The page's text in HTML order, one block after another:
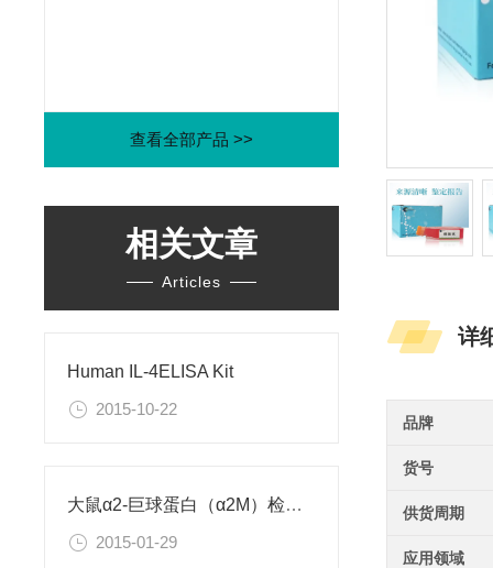
查看全部产品 >>
相关文章
Articles
Human IL-4ELISA Kit
2015-10-22
大鼠α2-巨球蛋白（α2M）检测试剂盒
2015-01-29
详
品牌
货号
供货周期
应用领域